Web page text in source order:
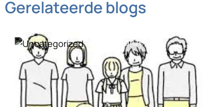
Gerelateerde blogs
Uncategorized